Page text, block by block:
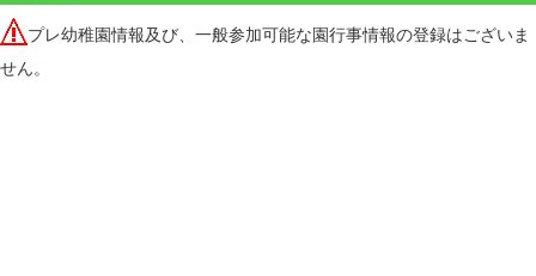
プレ幼稚園情報及び、一般参加可能な園行事情報の登録はございま
せん。